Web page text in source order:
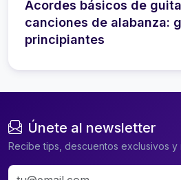
Acordes básicos de
canciones de alabanza:
principiantes
Únete al newsletter
Recibe tips, descuentos exclusivos y